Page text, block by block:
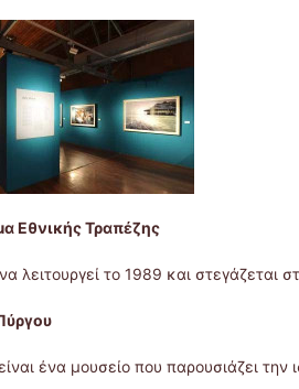
Εθνικής Τραπέζης
λειτουργεί το 1989 και στεγάζεται
ένα μουσείο που παρουσιάζει την